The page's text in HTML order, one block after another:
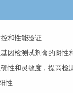
和性能验证
因检测试剂盒的阴性
性和灵敏度，提高检
性